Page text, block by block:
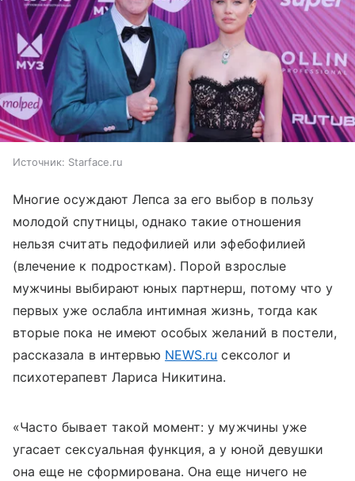
Источник: Starface.ru
Многие осуждают Лепса за его выбор в пользу
молодой спутницы, однако такие отношения
нельзя считать педофилией или эфебофилией
(влечение к подросткам). Порой взрослые
мужчины выбирают юных партнерш, потому что у
первых уже ослабла интимная жизнь, тогда как
вторые пока не имеют особых желаний в постели,
рассказала в интервью NEWS.ru сексолог и
психотерапевт Лариса Никитина.
«Часто бывает такой момент: у мужчины уже
угасает сексуальная функция, а у юной девушки
она еще не сформирована. Она еще ничего не